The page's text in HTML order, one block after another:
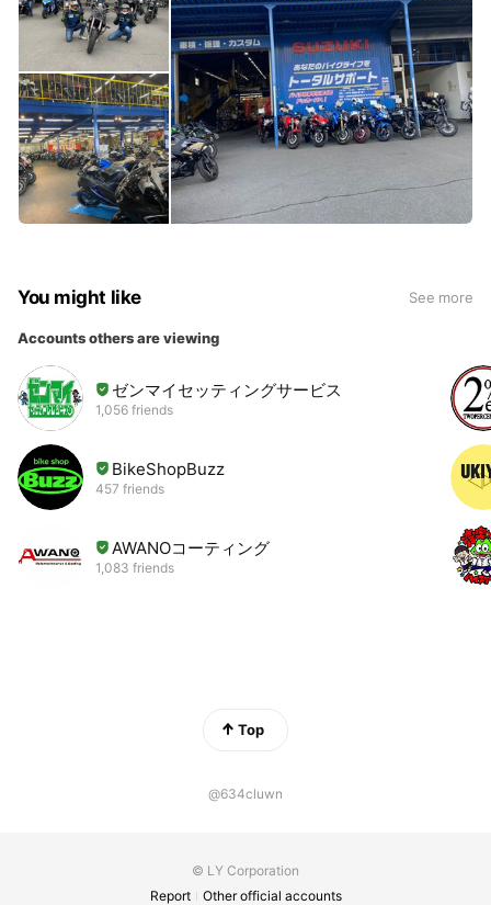
You might like See more
Accounts others are viewing
ゼンマイセッティングサービス
1,056 friends
BikeShopBuzz
457 friends
AWANOコーティング
1,083 friends
Top
@634cluwn
© LY Corporation
Report
Other official accounts